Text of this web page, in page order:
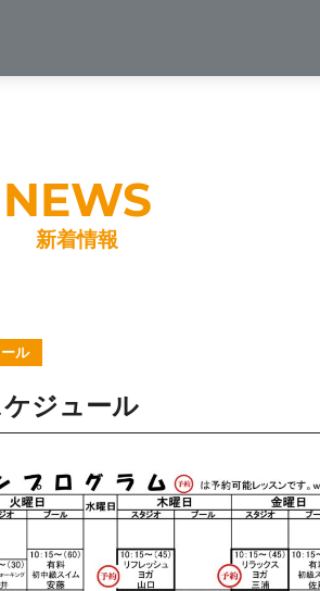
新着情報
ル
ジュール